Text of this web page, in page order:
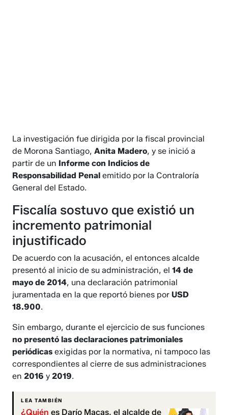
La investigación fue dirigida por la fiscal provincial
de Morona Santiago,Anita Madero, y se inició a
partir de un Informe con Indicios de
Responsabilidad Penal emitido por la Contraloría
General del Estado.
Fiscalía sostuvo que existió un
incremento patrimonial
injustificado
De acuerdo con la acusación, el entonces alcalde
presentó al inicio de su administración, el14 de
mayo de 2014, una declaración patrimonial
juramentada en la que reportó bienes porUSD
18.900.
Sin embargo, durante el ejercicio de sus funciones
no presentó las declaraciones patrimoniales
periódicas exigidas por la normativa, ni tampoco las
correspondientes al cierre de sus administraciones
en2016 y2019.
LEA TAMBIÉN
¿Quién es Darío Macas, el alcalde de